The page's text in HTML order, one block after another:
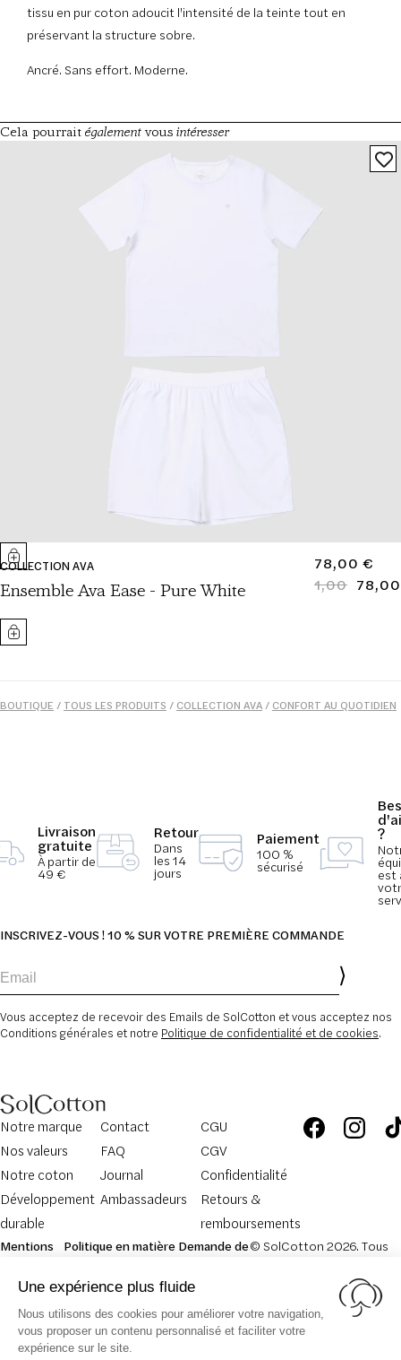
tissu en pur coton adoucit l'intensité de la teinte tout en
préservant la structure sobre.
Ancré. Sans effort. Moderne.
Cela pourrait également vous intéresser
COLLECTION AVA
Ensemble Ava Ease - Pure White
PRIX
NORMAL
78,00 €
PRIX
1,00
PRIX 78,00
BOUTIQUE / TOUS LES PRODUITS / COLLECTION AVA/ CONFORT AU QUOTIDIEN
Livraison
gratuite
À partir de
49 €
Retour
Dans
les 14
jours
Paiement
100 %
sécurisé
?
est
INSCRIVEZ-VOUS ! 10 % SUR VOTRE PREMIÈRE COMMANDE
Vous acceptez de recevoir des Emails de SolCotton et vous acceptez nos
Conditions générales et notre Politique de confidentialité et de cookies.
Notre marque
Nos valeurs
Notre coton
Développement
durable
Contact
FAQ
Journal
Ambassadeurs
CGU
CGV
Confidentialité
Retours &
remboursements
Mentions
Politique en matière Demande de© SolCotton 2026. Tous